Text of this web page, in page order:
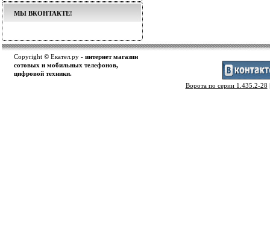
МЫ ВКОНТАКТЕ!
Copyright © Екател.ру - интернет магазин
сотовых и мобильных телефонов,
цифровой техники.
Ворота по серии 1.435.2-28